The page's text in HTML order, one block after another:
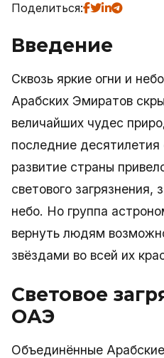
Поделиться:
Введение
Сквозь яркие огни и
Арабских Эмиратов
величайших чудес
последние
развитие страны
светового
небо. Но группа
вернуть людям
звёздами во всей их
Световое
ОАЭ
Объединённые